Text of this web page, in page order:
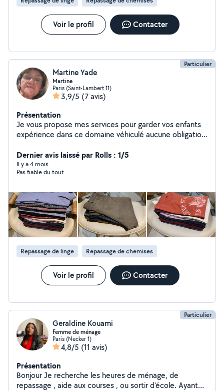
Voir le profil Contacter
Particulier
Martine Yade
Martine
Paris (Saint-Lambert 11)
3,9/5 (7 avis)
Présentation
Je vous propose mes services pour garder vos enfants
expérience dans ce domaine véhiculé aucune obligation
repassage à votre domicile je me déplace facilement
véhicule disponible même le week-end Je recherche de
la garde de nuit près des personnes âgées et aide à leur
Dernier avis laissé par Rolls : 1/5
Il y a 4 mois
Pas fiable du tout
Repassage de linge Repassage de chemises
Voir le profil Contacter
Particulier
Geraldine Kouami
Femme de ménage
Paris (Necker 1)
4,8/5 (11 avis)
Présentation
Bonjour Je recherche les heures de ménage, de
repassage , aide aux courses , ou sortir d'école. Ayant